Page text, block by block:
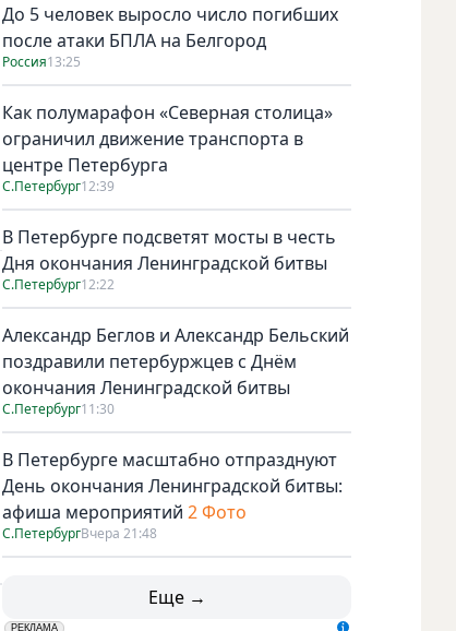
До 5 человек выросло число погибших
после атаки БПЛА на Белгород
Россия13:25
Как полумарафон «Северная столица»
ограничил движение транспорта в
центре Петербурга
С.Петербург12:39
В Петербурге подсветят мосты в честь
Дня окончания Ленинградской битвы
С.Петербург12:22
Александр Беглов и Александр Бельский
поздравили петербуржцев с Днём
окончания Ленинградской битвы
С.Петербург11:30
В Петербурге масштабно отпразднуют
День окончания Ленинградской битвы:
афиша мероприятий 2 Фото
С.ПетербургВчера 21:48
Еще →
erid: LdtCK5udn
РЕКЛАМА
АО "ГАТР", ИНН: 7841320717